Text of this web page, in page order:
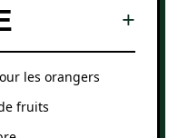
les orangers
fruits